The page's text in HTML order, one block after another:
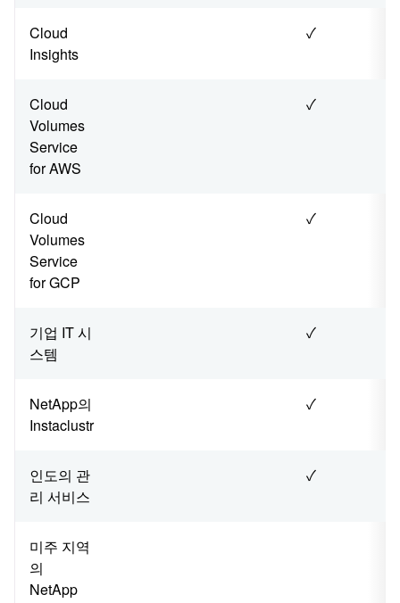
Cloud
Insights
✓
Cloud
Volumes
Service
for AWS
✓
Cloud
Volumes
Service
for GCP
✓
기업 IT 시
스템
✓
NetApp의
Instaclustr
✓
인도의 관
리 서비스
✓
미주 지역
의
NetApp